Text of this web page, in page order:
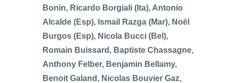
Bonin, Ricardo Borgiali (Ita), Antonio
Alcalde (Esp), Ismail Razga (Mar), Noël
Burgos (Esp), Nicola Bucci (Bel),
Romain Buissard, Baptiste Chassagne,
Anthony Felber, Benjamin Bellamy,
Benoit Galand, Nicolas Bouvier Gaz,